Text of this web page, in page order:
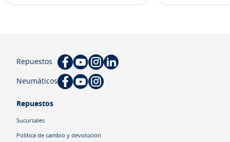
Repuestos
Neumáticos
Repuestos
Sucursales
Política de cambio y devolución